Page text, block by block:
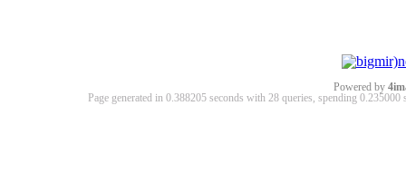
Powered by
Page generated in 0.388205 seconds with 28 queries, spending